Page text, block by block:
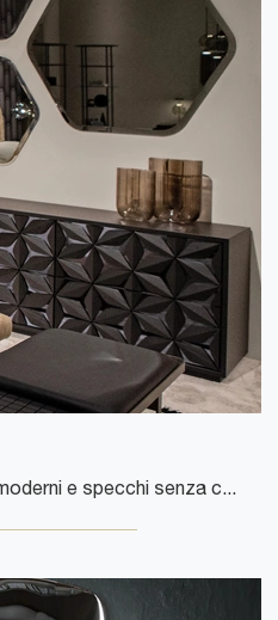
Se desideri Complementi moderni e specchi senza cornice ottieni informazioni sul modello Specchio Kaleidos dell'azienda Tonin Casa.